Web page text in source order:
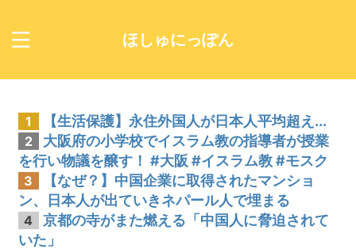
ほしゅにっぽん
1 【生活保護】永住外国人が日本人平均超え...
2
大阪府の小学校でイスラム教の指導者が授業
を行い物議を醸す！ #大阪 #イスラム教 #モスク
3
【なぜ？】中国企業に取得されたマンショ
ン、日本人が出ていきネパール人で埋まる
4
京都の寺がまた燃える「中国人に脅迫されて
いた」